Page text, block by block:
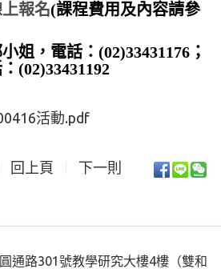
報名(課程費用及內容請參
姐，電話：(02)33431176；
(02)33431192
活動.pdf
回上頁 下一則
通路301號教學研究大樓4樓（雙和